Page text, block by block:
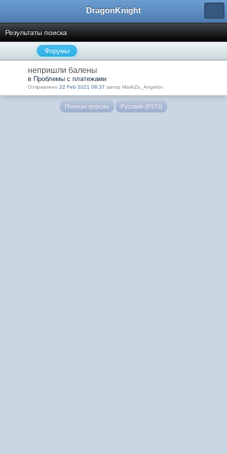
DragonKnight
Результаты поиска
Форумы
непришли балены
в Проблемы с платежами
Отправлено 22 Feb 2021 08:37 автор MarkiZa_Angelov
Полная версия Русский (RUS)